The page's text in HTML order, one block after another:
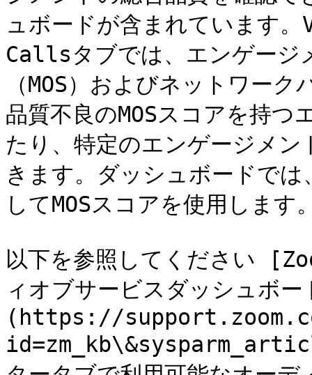
ュボードが含まれています
Callsタブでは、エンゲージ
（MOS）およびネットワー
品質不良のMOSスコアを持
たり、特定のエンゲージメ
きます。ダッシュボードで
してMOSスコアを使用します
以下を参照してください
ィオブサービスダッシュボ
(https://